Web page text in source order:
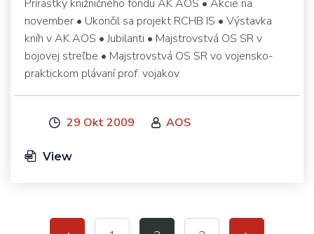
Prírastky knižničného fondu AK AOS • Akcie na
november • Ukončil sa projekt RCHB IS • Výstavka
kníh v AK AOS • Jubilanti • Majstrovstvá OS SR v
bojovej streľbe • Majstrovstvá OS SR vo vojensko-
praktickom plávaní prof. vojakov
29 Okt 2009 AOS
View